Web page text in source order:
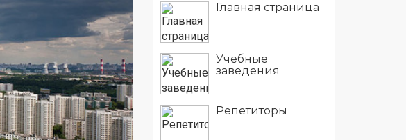
Главная страница
Учебные
заведения
Репетиторы